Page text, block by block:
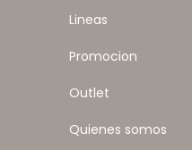
Lineas
Promocion
Outlet
Quienes somos